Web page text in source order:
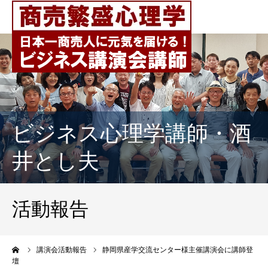
ビジネス心理学講師・酒
井とし夫
活動報告
講演会活動報告
静岡県産学交流センター様主催講演会に講師登
壇